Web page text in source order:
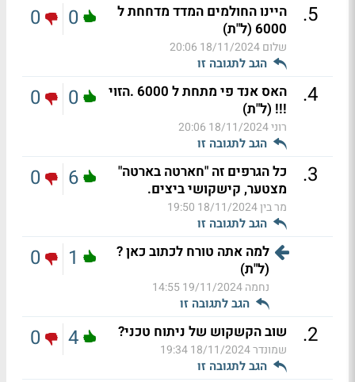
5
.
היינו החולמים המדד מדחחת ל
6000 (ל"ת)
שלום18/11/2024 20:06
הגב לתגובה זו
0
0
4
.
האס אנד פי מתחת ל 6000 .הזוי
!!! (ל"ת)
רוני18/11/2024 20:06
הגב לתגובה זו
0
0
3
.
כל הגרפים זה "חארטה בארטה"
מצטער, קישקושי ביצים.
מר בין18/11/2024 19:50
הגב לתגובה זו
6
0
למה אתה טורח לכתוב כאן ?
(ל"ת)
נחמה19/11/2024 14:55
הגב לתגובה זו
1
0
2
. שוב הקשקוש של ניתוח טכני?
שמונדר18/11/2024 19:34
הגב לתגובה זו
4
0